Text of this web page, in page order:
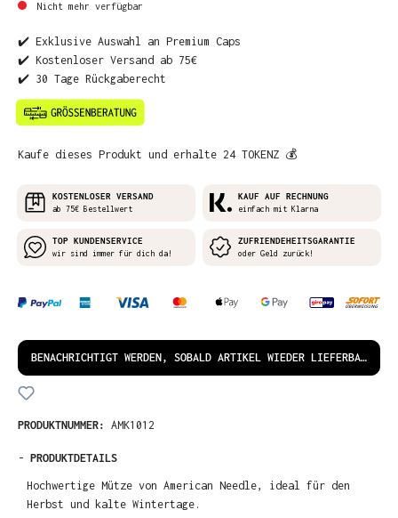
Nicht mehr verfügbar
✔️ Exklusive Auswahl an Premium Caps
✔️ Kostenloser Versand ab 75€
✔️ 30 Tage Rückgaberecht
Kaufe dieses Produkt und erhalte 24 TOKENZ 💰
KOSTENLOSER VERSAND
ab 75€ Bestellwert
KAUF AUF RECHNUNG
einfach mit Klarna
TOP KUNDENSERVICE
wir sind immer für dich da!
ZUFRIENDEHEITSGARANTIE
oder Geld zurück!
BENACHRICHTIGT WERDEN, SOBALD ARTIKEL WIEDER LIEFERBAR IST!
PRODUKTNUMMER: AMK1012
- PRODUKTDETAILS
Hochwertige Mütze von American Needle, ideal für den
Herbst und kalte Wintertage.